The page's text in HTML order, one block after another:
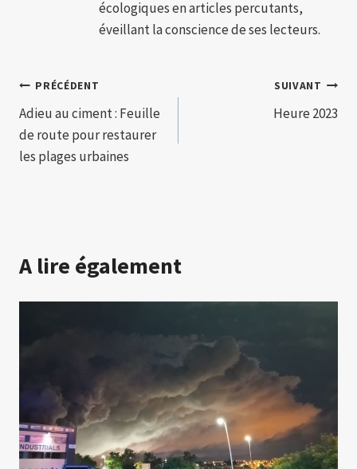
écologiques en articles percutants,
éveillant la conscience de ses lecteurs.
Navigation
de
l’article
PRÉCÉDENT
Adieu au ciment : Feuille
de route pour restaurer
les plages urbaines
SUIVANT
Heure 2023
A lire également